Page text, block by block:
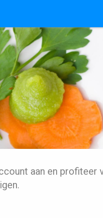
aan en profiteer